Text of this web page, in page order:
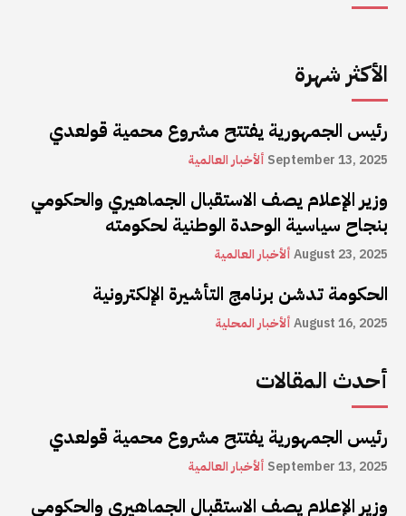
الأكثر شهرة
رئيس الجمهورية يفتتح مشروع محمية قولعدي
ألأخبار العالمية September 13, 2025
وزير الإعلام يصف الاستقبال الجماهيري والحكومي
بنجاح سياسية الوحدة الوطنية لحكومته
ألأخبار العالميةAugust 23, 2025
الحكومة تدشن برنامج التأشيرة الإلكترونية
ألأخبار المحليةAugust 16, 2025
أحدث المقالات
رئيس الجمهورية يفتتح مشروع محمية قولعدي
ألأخبار العالمية September 13, 2025
وزير الإعلام يصف الاستقبال الجماهيري والحكومي